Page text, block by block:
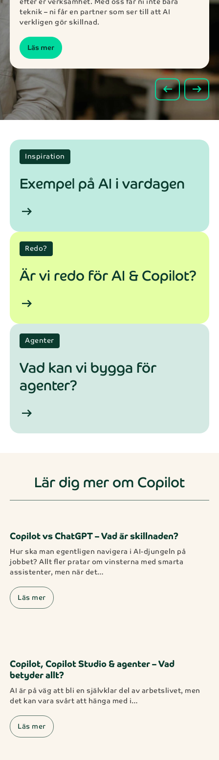
teknik – ni får en partner som ser till att AI
verkligen gör skillnad.
Läs mer
arrow_left_alt arrow_right_alt
Inspiration
Exempel på AI i vardagen
arrow_right_alt
Redo?
Är vi redo för AI & Copilot?
arrow_right_alt
Agenter
Vad kan vi bygga för
agenter?
arrow_right_alt
Lär dig mer om Copilot
Copilot vs ChatGPT – Vad är skillnaden?
Hur ska man egentligen navigera i AI-djungeln på
jobbet? Allt fler pratar om vinsterna med smarta
assistenter, men när det…
Läs mer
Copilot, Copilot Studio & agenter – Vad
betyder allt?
AI är på väg att bli en självklar del av arbetslivet, men
det kan vara svårt att hänga med i…
Läs mer